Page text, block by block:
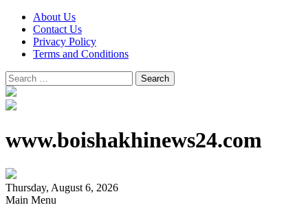
About Us
Contact Us
Privacy Policy
Terms and Conditions
Search
for:
www.boishakhinews24.com
Thursday, August 6, 2026
Main Menu